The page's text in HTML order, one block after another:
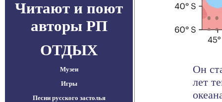
Читают и поют
авторы РП
ОТДЫХ
Музеи
Игры
Песни русского застолья
Он
лет